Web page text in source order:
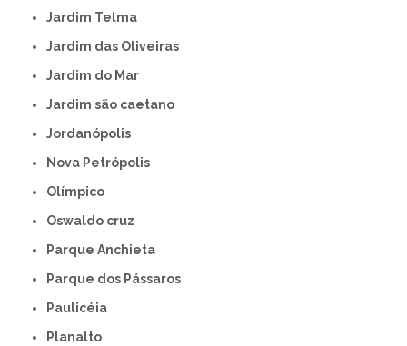
Jardim Telma
Jardim das Oliveiras
Jardim do Mar
Jardim são caetano
Jordanópolis
Nova Petrópolis
Olímpico
Oswaldo cruz
Parque Anchieta
Parque dos Pássaros
Paulicéia
Planalto